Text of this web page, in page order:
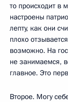
то происходит в
настроены
лепту, как они
плохо
возможно. На
не занимаемся,
главное. Это
Второе. Могу